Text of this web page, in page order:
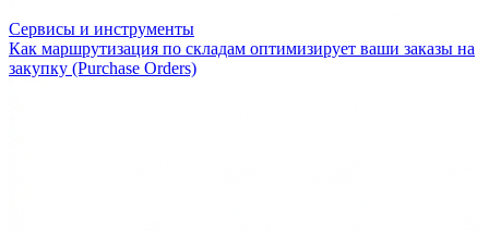
Сервисы и инструменты
Как маршрутизация по складам оптимизирует ваши заказы на
закупку (Purchase Orders)